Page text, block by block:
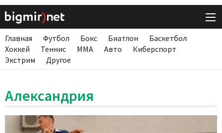
Главная Футбол Бокс Биатлон
Баскетбол
Хоккей
Теннис ММА Авто
Киберспорт
Экстрим
Другое
Александрия